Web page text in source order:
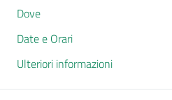
Dove
Date e Orari
Ulteriori informazioni